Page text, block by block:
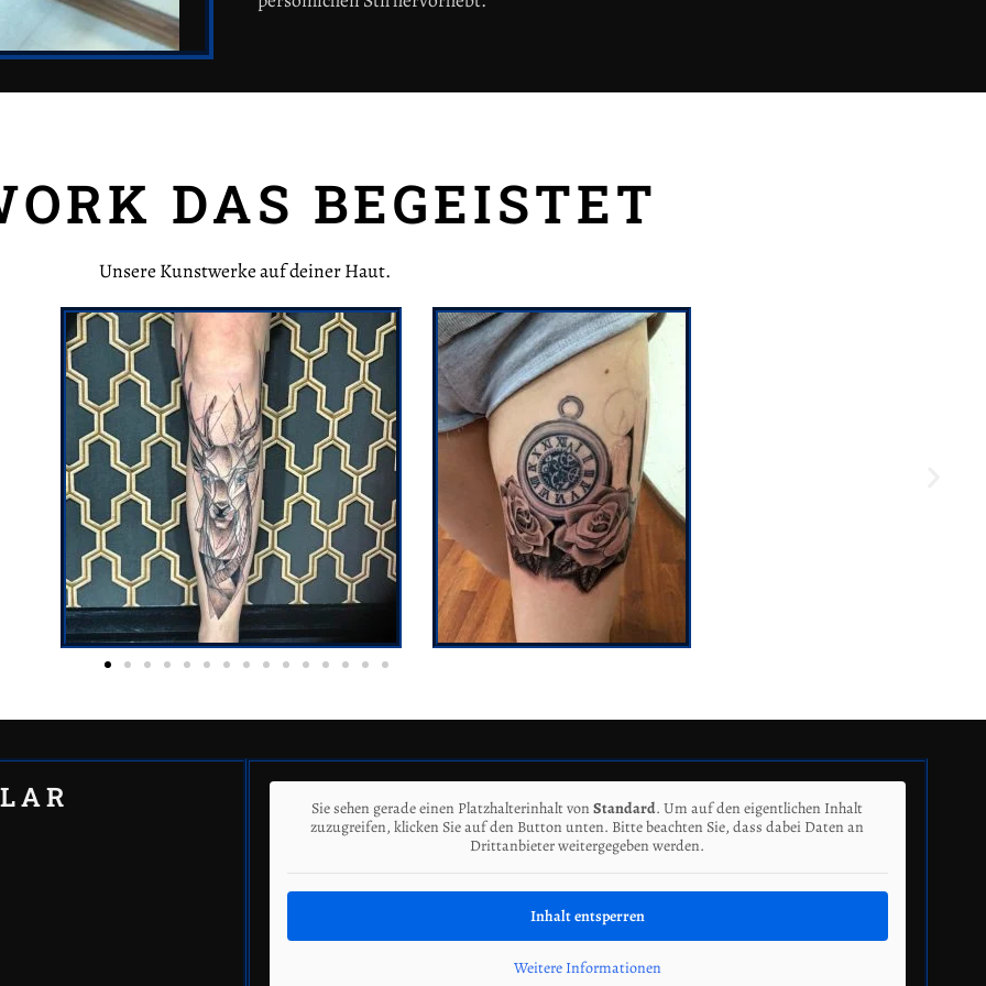
DAS BEGEISTET
Unsere Kunstwerke auf deiner Haut.
Sie sehen gerade einen Platzhalterinhalt vonStandard. Um auf den eigentlichen Inhalt
zuzugreifen, klicken Sie auf den Button unten. Bitte beachten Sie, dass dabei Daten an
Drittanbieter weitergegeben werden.
Inhalt entsperren
Weitere Informationen